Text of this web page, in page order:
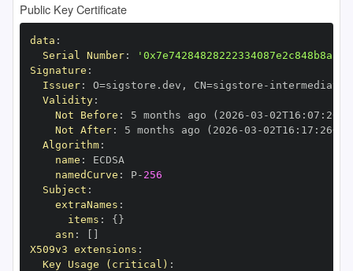
Public Key Certificate
data :
Serial Number:
Signature :
Issuer: O=sigstore.dev , CN=sigstore -
Validity:
Not Before : 5 months ago (2026 -03 -02T16 : 07 :
Not After: 5 months ago (2026 -03 -02T16 : 17 : 26+00
Algorithm:
name :
namedCurve : P- 256
Subject :
extraNames :
items : { }
asn :
X509v3 extensions :
Key Usage (critical) :